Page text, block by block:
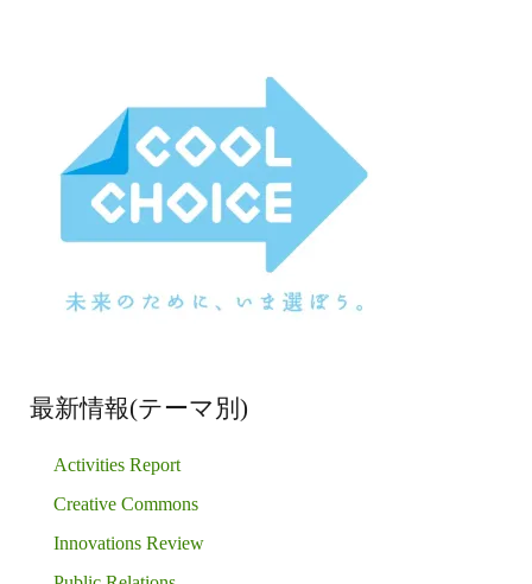
最新情報(テーマ別)
Activities Report
Creative Commons
Innovations Review